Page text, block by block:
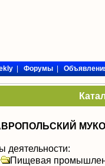
|Форумы|
деятельности:
Пищевая